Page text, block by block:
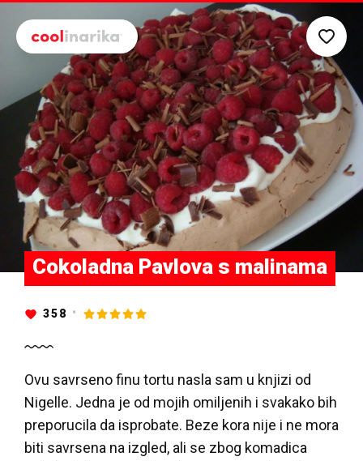
Cokoladna Pavlova s malinama
358
Ovu savrseno finu tortu nasla sam u knjizi od
Nigelle. Jedna je od mojih omiljenih i svakako bih
preporucila da isprobate. Beze kora nije i ne mora
biti savrsena na izgled, ali se zbog komadica